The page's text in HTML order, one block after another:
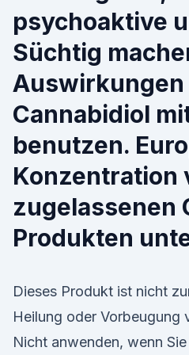
psychoaktive
Süchtig
Auswirkungen
Cannabidiol
benutzen.
Konzentration
zugelassenen
Produkten
Dieses Produkt ist nicht
Heilung oder Vorbeugung
Nicht anwenden, wenn